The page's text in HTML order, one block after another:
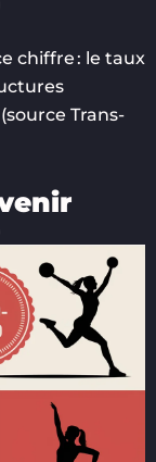
chiffre : le taux
(source Trans-